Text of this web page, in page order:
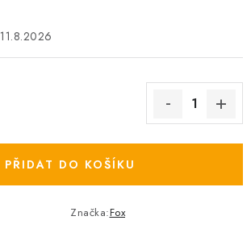
11.8.2026
PŘIDAT DO KOŠÍKU
Značka:Fox